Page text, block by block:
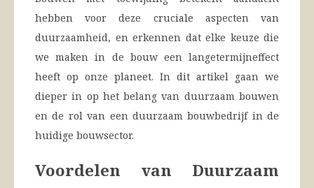
hebben voor deze cruciale aspecten van
duurzaamheid, en erkennen dat elke keuze die
we maken in de bouw een langetermijneffect
heeft op onze planeet. In dit artikel gaan we
dieper in op het belang van duurzaam bouwen
en de rol van een duurzaam bouwbedrijf in de
huidige bouwsector.
Voordelen van Duurzaam